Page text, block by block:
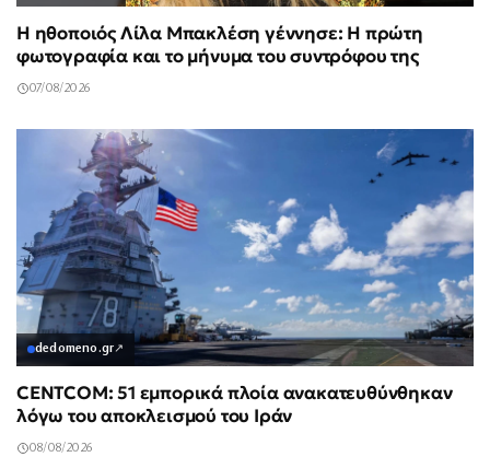
Η ηθοποιός Λίλα Μπακλέση γέννησε: Η πρώτη
φωτογραφία και το μήνυμα του συντρόφου της
07/08/2026
dedomeno.gr↗
CENTCOM: 51 εμπορικά πλοία ανακατευθύνθηκαν
λόγω του αποκλεισμού του Ιράν
08/08/2026